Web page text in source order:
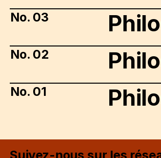
No. 03
No. 02
No. 01
Suivez-nous sur les